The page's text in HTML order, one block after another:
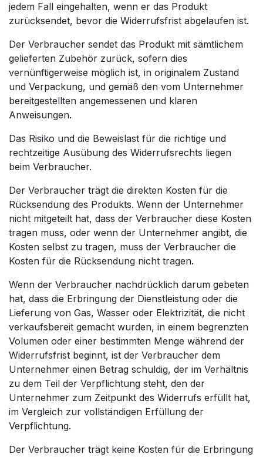
jedem Fall eingehalten, wenn er das Produkt
zurücksendet, bevor die Widerrufsfrist abgelaufen ist.
Der Verbraucher sendet das Produkt mit sämtlichem
gelieferten Zubehör zurück, sofern dies
vernünftigerweise möglich ist, in originalem Zustand
und Verpackung, und gemäß den vom Unternehmer
bereitgestellten angemessenen und klaren
Anweisungen.
Das Risiko und die Beweislast für die richtige und
rechtzeitige Ausübung des Widerrufsrechts liegen
beim Verbraucher.
Der Verbraucher trägt die direkten Kosten für die
Rücksendung des Produkts. Wenn der Unternehmer
nicht mitgeteilt hat, dass der Verbraucher diese Kosten
tragen muss, oder wenn der Unternehmer angibt, die
Kosten selbst zu tragen, muss der Verbraucher die
Kosten für die Rücksendung nicht tragen.
Wenn der Verbraucher nachdrücklich darum gebeten
hat, dass die Erbringung der Dienstleistung oder die
Lieferung von Gas, Wasser oder Elektrizität, die nicht
verkaufsbereit gemacht wurden, in einem begrenzten
Volumen oder einer bestimmten Menge während der
Widerrufsfrist beginnt, ist der Verbraucher dem
Unternehmer einen Betrag schuldig, der im Verhältnis
zu dem Teil der Verpflichtung steht, den der
Unternehmer zum Zeitpunkt des Widerrufs erfüllt hat,
im Vergleich zur vollständigen Erfüllung der
Verpflichtung.
Der Verbraucher trägt keine Kosten für die Erbringung